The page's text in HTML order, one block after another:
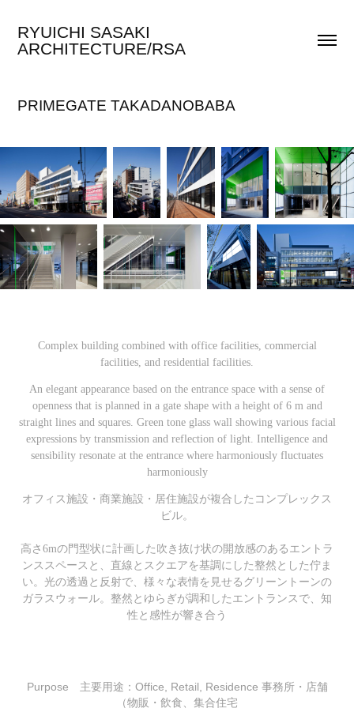
RYUICHI SASAKI
ARCHITECTURE/RSA
PRIMEGATE TAKADANOBABA
Complex building combined with office facilities, commercial
facilities, and residential facilities.
An elegant appearance based on the entrance space with a sense of
openness that is planned in a gate shape with a height of 6 m and
straight lines and squares. Green tone glass wall showing various facial
expressions by transmission and reflection of light. Intelligence and
sensibility resonate at the entrance where harmoniously fluctuates
harmoniously
オフィス施設・商業施設・居住施設が複合したコンプレックス
ビル。
高さ6mの門型状に計画した吹き抜け状の開放感のあるエントラ
ンススペースと、直線とスクエアを基調にした整然とした佇ま
い。光の透過と反射で、様々な表情を見せるグリーントーンの
ガラスウォール。整然とゆらぎが調和したエントランスで、知
性と感性が響き合う
Purpose 主要用途：Office, Retail, Residence 事務所・店舗
（物販・飲食、集合住宅